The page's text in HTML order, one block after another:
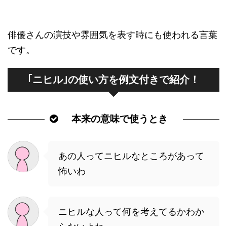
俳優さんの演技や雰囲気を表す時にも使われる言葉
です。
｢ニヒル｣の使い方を例文付きで紹介！
本来の意味で使うとき
あの人ってニヒルなところがあって
怖いわ
ニヒルな人って何を考えてるかわか